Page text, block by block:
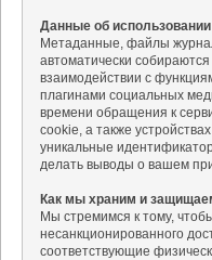
Данные об
Метаданные, файлы
автоматически
взаимодействии с
плагинами социальных
времени обращения к
cookie, а также
уникальные
делать выводы о вашем
Как мы храним и
Мы стремимся к тому,
несанкционированного
соответствующие